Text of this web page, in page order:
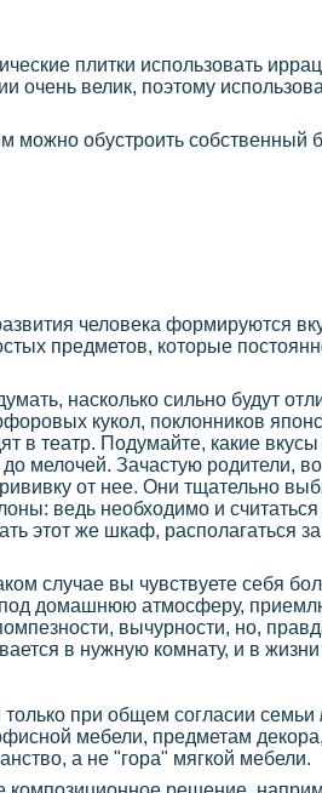
плитки использовать
очень велик, поэтому
можно обустроить собственный
человека формируются
предметов, которые
насколько сильно будут
кукол, поклонников
в театр. Подумайте, какие вкусы
мелочей. Зачастую родители,
от нее. Они тщательно
ведь необходимо и
этот же шкаф, располагаться
случае вы чувствуете себя
под домашнюю атмосферу,
вычурности, но,
в нужную комнату, и в
при общем согласии семьи
мебели, предметам
а не "гора" мягкой мебели.